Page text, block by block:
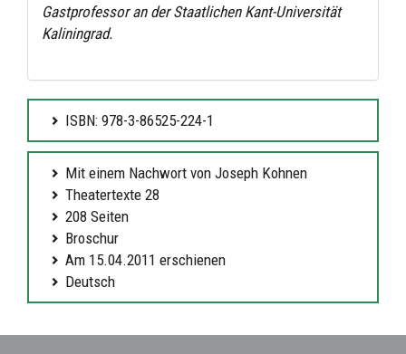
Gastprofessor an der Staatlichen Kant-Universität
Kaliningrad.
ISBN: 978-3-86525-224-1
Mit einem Nachwort von Joseph Kohnen
Theatertexte 28
208 Seiten
Broschur
Am 15.04.2011 erschienen
Deutsch